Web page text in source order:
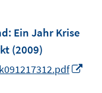
f
f
n
e
Ein Jahr Krise
(2009)